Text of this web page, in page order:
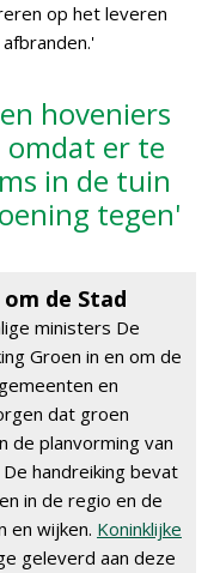
op het leveren
hoveniers
omdat er te
in de tuin
tegen'
de Stad
ministers De
Groen in en om de
en
dat groen
de planvorming van
handreiking bevat
in de regio en de
en wijken. Koninklijke
geleverd aan deze